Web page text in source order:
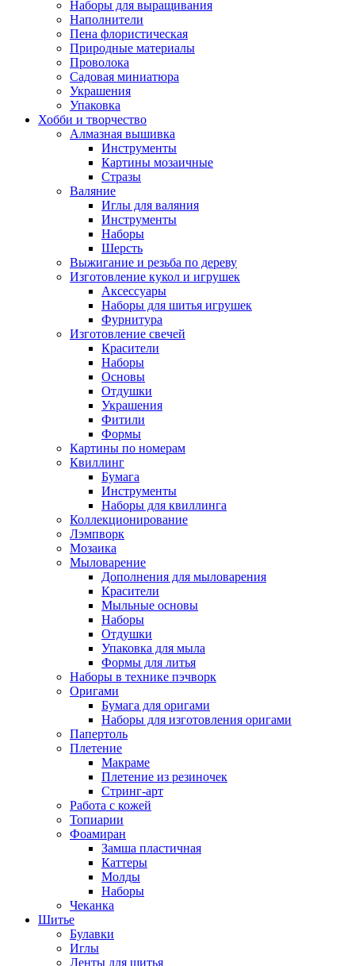
Наборы для выращивания
Наполнители
Пена флористическая
Природные материалы
Проволока
Садовая миниатюра
Украшения
Упаковка
Хобби и творчество
Алмазная вышивка
Инструменты
Картины мозаичные
Стразы
Валяние
Иглы для валяния
Инструменты
Наборы
Шерсть
Выжигание и резьба по дереву
Изготовление кукол и игрушек
Аксессуары
Наборы для шитья игрушек
Фурнитура
Изготовление свечей
Красители
Наборы
Основы
Отдушки
Украшения
Фитили
Формы
Картины по номерам
Квиллинг
Бумага
Инструменты
Наборы для квиллинга
Коллекционирование
Лэмпворк
Мозаика
Мыловарение
Дополнения для мыловарения
Красители
Мыльные основы
Наборы
Отдушки
Упаковка для мыла
Формы для литья
Наборы в технике пэчворк
Оригами
Бумага для оригами
Наборы для изготовления оригами
Папертоль
Плетение
Макраме
Плетение из резиночек
Стринг-арт
Работа с кожей
Топиарии
Фоамиран
Замша пластичная
Каттеры
Молды
Наборы
Чеканка
Шитье
Булавки
Иглы
Ленты для шитья